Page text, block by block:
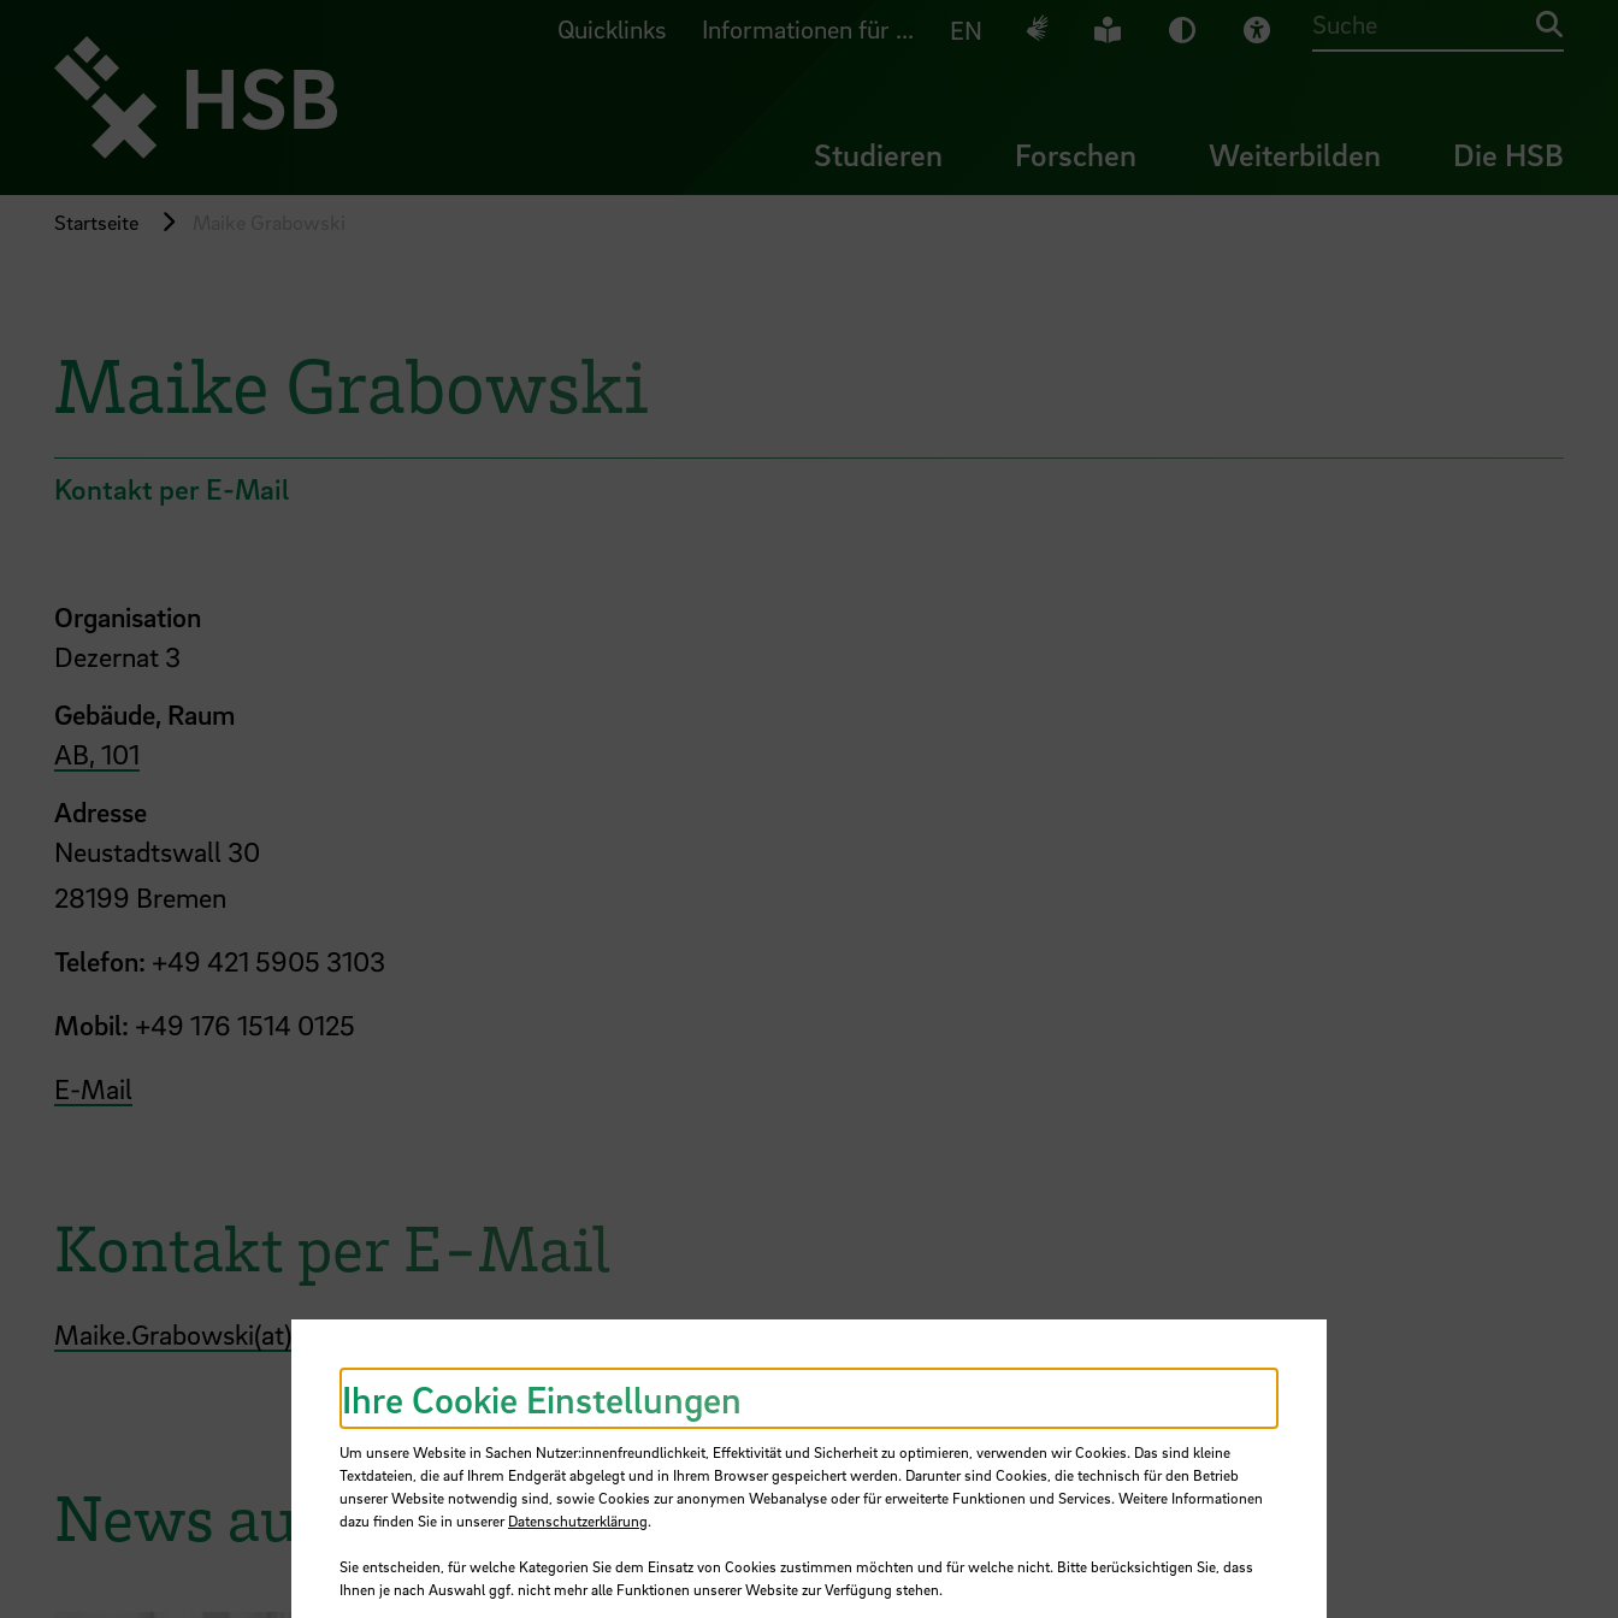
Seiteninhalt
springen
Quicklinks Informationen für ... EN Deutsche Gebärdensprache
Leichte Sprache
Dunkel-Modus
Visuelle Hilfe
Suche
Studieren Forschen Weiterbilden Die HSB
Startseite
Maike Grabowski
Kontakt per E-Mail
Organisation
Dezernat 3
Gebäude, Raum
AB, 101
Adresse
Neustadtswall 30
28199 Bremen
Telefon: +49 421 5905 3103
Mobil: +49 176 1514 0125
E-Mail
Kontakt per E-Mail
Maike.Grabowski(at)hs-bremen.de
News aus der HSB
Ihre Cookie Einstellungen
Um unsere Website in Sachen Nutzer:innenfreundlichkeit, Effektivität und Sicherheit zu optimieren, verwenden wir Cookies. Das sind kleine
Textdateien, die auf Ihrem Endgerät abgelegt und in Ihrem Browser gespeichert werden. Darunter sind Cookies, die technisch für den Betrieb
unserer Website notwendig sind, sowie Cookies zur anonymen Webanalyse oder für erweiterte Funktionen und Services. Weitere Informationen
dazu finden Sie in unsererDatenschutzerklärung.
Sie entscheiden, für welche Kategorien Sie dem Einsatz von Cookies zustimmen möchten und für welche nicht. Bitte berücksichtigen Sie, dass
Ihnen je nach Auswahl ggf. nicht mehr alle Funktionen unserer Website zur Verfügung stehen.